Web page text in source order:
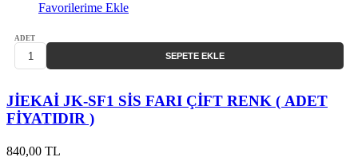
Favorilerime Ekle
ADET
SEPETE EKLE
JİEKAİ JK-SF1 SİS FARI ÇİFT RENK ( ADET
FİYATIDIR )
840,00 TL